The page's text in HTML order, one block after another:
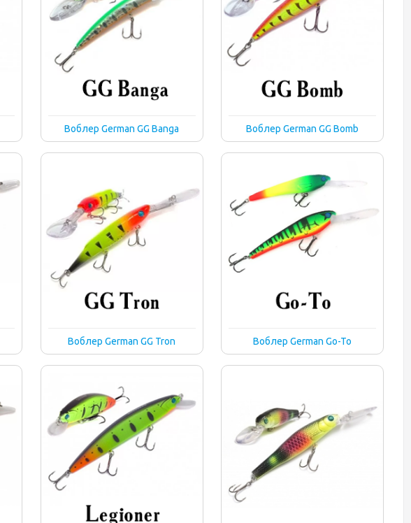
Воблер German GG Banga Воблер German GG Bomb
Воблер German GG Tron Воблер German Go-To